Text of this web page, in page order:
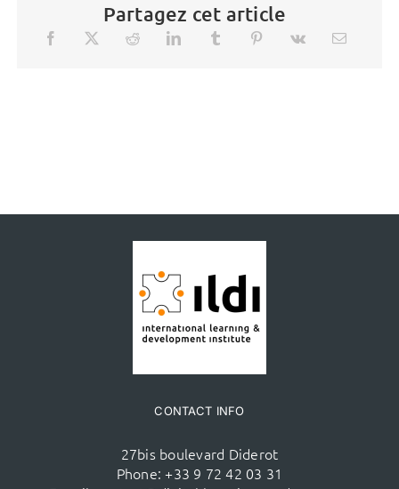
Partagez cet article
CONTACT INFO
27bis boulevard Diderot
Phone: +33 9 72 42 03 31